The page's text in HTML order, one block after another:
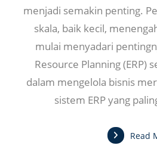
menjadi semakin penting.
skala, baik kecil,
mulai menyadari
Resource Planning (ERP)
dalam mengelola bisnis
sistem ERP yang
Read